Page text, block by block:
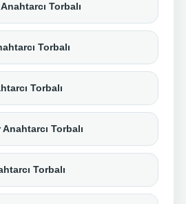
Torbalı
Torbalı
Torbalı
Torbalı
Torbalı